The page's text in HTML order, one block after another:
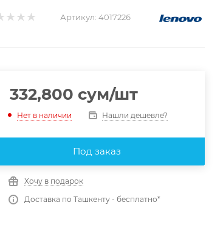
Артикул: 4017226
332,800 сум/шт
Нет в наличии Нашли дешевле?
Под заказ
Хочу в подарок
Доставка по Ташкенту - бесплатно*